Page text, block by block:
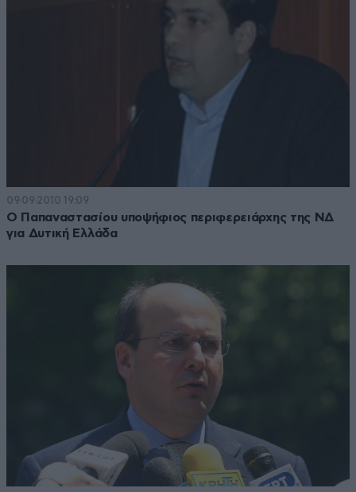
09·09·2010 19:09
Ο Παπαναστασίου υποψήφιος περιφερειάρχης της ΝΔ
για Δυτική Ελλάδα